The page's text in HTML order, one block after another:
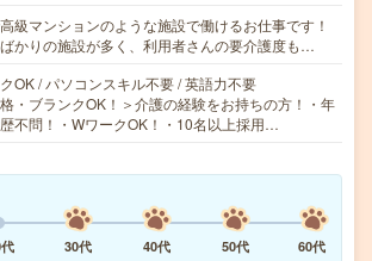
級マンションのような施設で働けるお仕事です！
かりの施設が多く、利用者さんの要介護度も…
OK / パソコンスキル不要 / 英語力不要
・ブランクOK！＞介護の経験をお持ちの方！・年
不問！・WワークOK！・10名以上採用…
30代 40代 50代
60代